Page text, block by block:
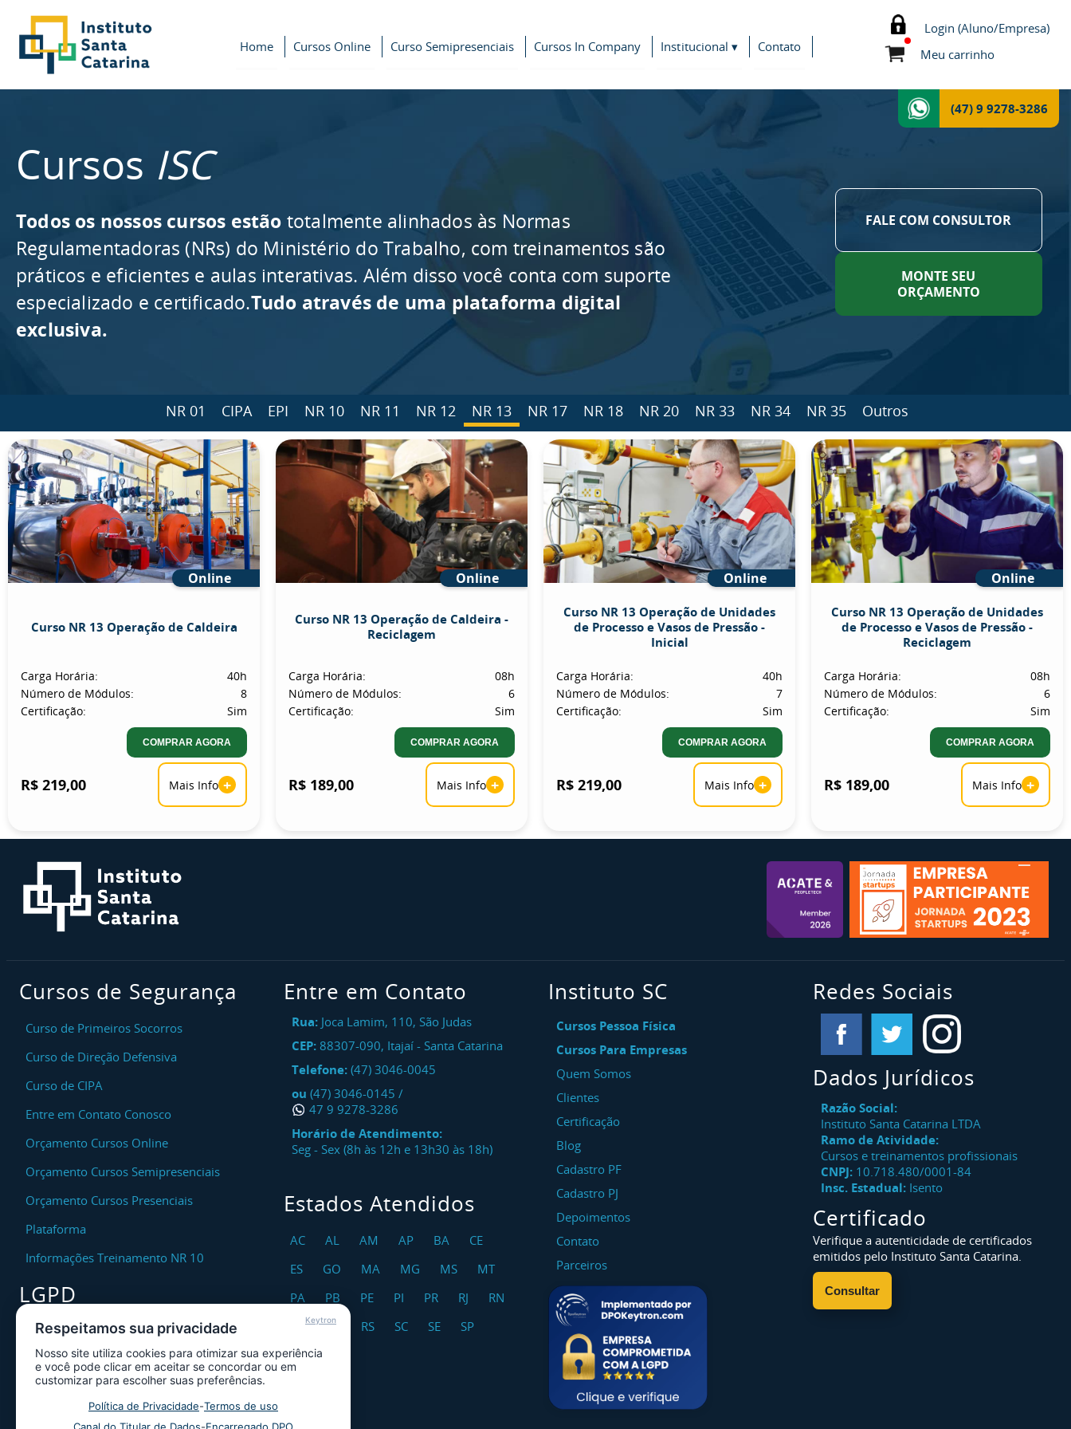
Home Cursos Online Curso Semipresenciais Cursos In Company Institucional ▾ Contato
Login (Aluno/Empresa)
Meu carrinho
(47) 9 9278-3286
Cursos ISC
Todos os nossos cursos estão totalmente alinhados às Normas
Regulamentadoras (NRs) do Ministério do Trabalho, com treinamentos são
práticos e eficientes e aulas interativas. Além disso você conta com suporte
especializado e certificado.Tudo através de uma plataforma digital
exclusiva.
FALE COM CONSULTOR
MONTE SEU
ORÇAMENTO
NR 01 CIPA EPI NR 10 NR 11 NR 12 NR 13 NR 17 NR 18 NR 20 NR 33 NR 34 NR 35 Outros
Online
Curso NR 13 Operação de Caldeira
Carga Horária:
40h
Número de Módulos:
8
Certificação:
Sim
COMPRAR AGORA
R$ 219,00 Mais Info +
Online
Curso NR 13 Operação de Caldeira -
Reciclagem
Carga Horária:
08h
Número de Módulos:
6
Certificação:
Sim
COMPRAR AGORA
R$ 189,00 Mais Info +
Online
Curso NR 13 Operação de Unidades
de Processo e Vasos de Pressão -
Inicial
Carga Horária:
40h
Número de Módulos:
7
Certificação:
Sim
COMPRAR AGORA
R$ 219,00 Mais Info +
Online
Curso NR 13 Operação de Unidades
de Processo e Vasos de Pressão -
Reciclagem
Carga Horária:
08h
Número de Módulos:
6
Certificação:
Sim
COMPRAR AGORA
R$ 189,00 Mais Info +
Cursos de Segurança
Curso de Primeiros Socorros
Curso de Direção Defensiva
Curso de CIPA
Entre em Contato Conosco
Orçamento Cursos Online
Orçamento Cursos Semipresenciais
Orçamento Cursos Presenciais
Plataforma
Informações Treinamento NR 10
LGPD
Encarregado DPO
Canal de Atendimento ao Titular dos
Dados
Política de Privacidade
Entre em Contato
Rua: Joca Lamim, 110, São Judas
CEP: 88307-090, Itajaí - Santa Catarina
Telefone: (47) 3046-0045
ou (47) 3046-0145 /
47 9 9278-3286
Horário de Atendimento:
Seg - Sex (8h às 12h e 13h30 às 18h)
Estados Atendidos
AC AL AM AP BA
CE
ES
GO MA MG MS
MT
PA
PB PE PI PR RJ
RN
RO
RR RS SC SE
SP
TO
Instituto SC
Cursos Pessoa Física
Cursos Para Empresas
Quem Somos
Clientes
Certificação
Blog
Cadastro PF
Cadastro PJ
Depoimentos
Contato
Parceiros
Redes Sociais
Dados Jurídicos
Razão Social:
Instituto Santa Catarina LTDA
Ramo de Atividade:
Cursos e treinamentos profissionais
CNPJ: 10.718.480/0001-84
Insc. Estadual: Isento
Certificado
Verifique a autenticidade de certificados
emitidos pelo Instituto Santa Catarina.
Consultar
Keytron
Respeitamos sua privacidade
Nosso site utiliza cookies para otimizar sua experiência
e você pode clicar em aceitar se concordar ou em
customizar para escolher suas preferências.
Política de Privacidade-Termos de uso